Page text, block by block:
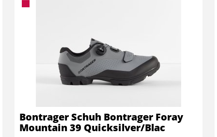
Bontrager Schuh Bontrager Foray
Mountain 39 Quicksilver/Blac